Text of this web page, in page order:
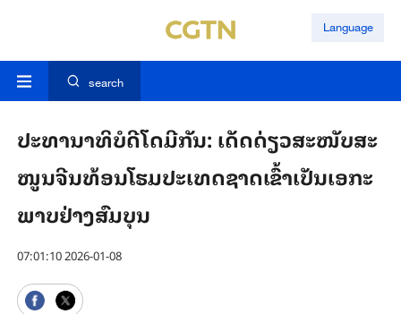
Language
search
ປະ​ທາ​ນາ​ທິ​ບໍ​ດີ​ໂດ​​ມີກັນ: ​ເດັດ​ດ່ຽວ​ສະ​ໜັບ​ສະ​
ໜູນ​ຈີນ​ທ້ອນ​ໂຮມ​​ປະ​ເທດ​ຊາດເຂົ້າ​ເປັນ​ເອ​ກະ​
ພາບ​​ຢ່າງ​​ສົມ​ບຸນ
07:01:10 2026-01-08